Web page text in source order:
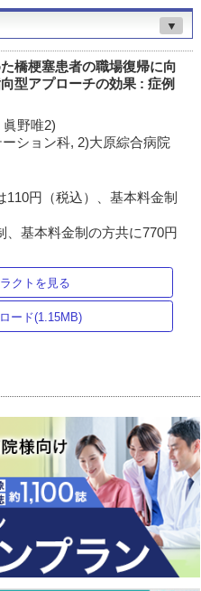
▼
橋梗塞患者の職場復帰に向
型アプローチの効果 : 症例
眞野唯2)
ション科, 2)大原綜合病院
円（税込）、基本料金制
、基本料金制の方共に770円
クトを見る
ード(1.15MB)